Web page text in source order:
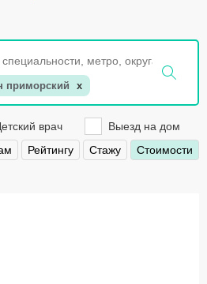
приморский x
врач
Выезд на дом
Рейтингу Стажу Стоимости